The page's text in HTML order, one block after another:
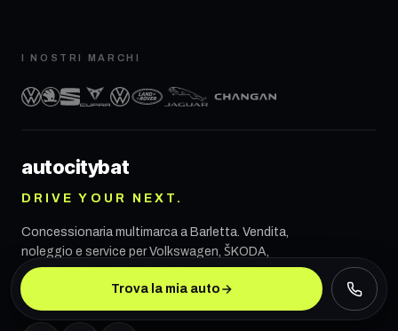
Trova la mia auto
I NOSTRI MARCHI
autocitybat
DRIVE YOUR NEXT.
Concessionaria multimarca a Barletta . Vendita,
noleggio e service per Volkswagen, ŠKODA,
SEAT, CUPRA, VW Veicoli Commerciali, Land
Rover, Jaguar e CHANGAN.